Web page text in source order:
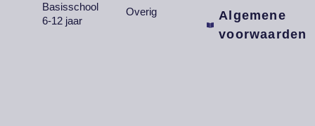
Basisschool
6-12 jaar
Overig
Algemene
voorwaarden